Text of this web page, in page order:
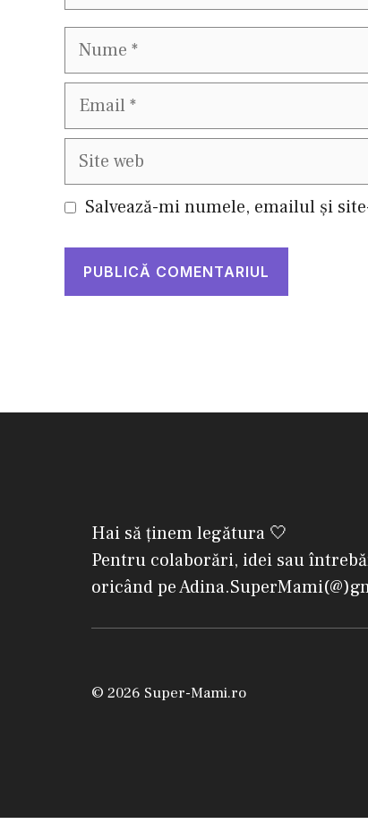
Nume
Email
Site
web
Salvează-mi numele, emailul și
Hai să ținem legătura 🤍
Pentru colaborări, idei sau
oricând pe
© 2026 Super-Mami.ro